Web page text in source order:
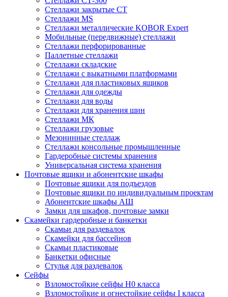
Стеллажи закрытые СТ
Стеллажи MS
Стеллажи металлические KOBOR Expert
Мобильные (передвижные) стеллажи
Стеллажи перфорированные
Паллетные стеллажи
Стеллажи складские
Стеллажи с выкатными платформами
Стеллажи для пластиковых ящиков
Стеллажи для одежды
Стеллажи для воды
Стеллажи для хранения шин
Стеллажи МК
Стеллажи грузовые
Мезонинные стеллаж
Стеллажи консольные промышленные
Гардеробные системы хранения
Универсальная система хранения
Почтовые ящики и абонентские шкафы
Почтовые ящики для подъездов
Почтовые ящики по индивидуальным проектам
Абонентские шкафы АШ
Замки для шкафов, почтовые замки
Скамейки гардеробные и банкетки
Скамьи для раздевалок
Скамейки для бассейнов
Скамьи пластиковые
Банкетки офисные
Стулья для раздевалок
Сейфы
Взломостойкие сейфы H0 класса
Взломостойкие и огнестойкие сейфы I класса